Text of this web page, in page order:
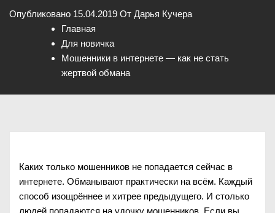
Опубликовано 15.04.2019 От Дарья Кучера
Главная
Для новичка
Мошенники в интернете — как не стать
жертвой обмана
Каких только мошенников не попадается сейчас в
интернете. Обманывают практически на всём. Каждый
способ изощрённее и хитрее предыдущего. И столько
людей попадаются на удочку мошенников. Если вы